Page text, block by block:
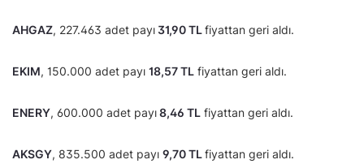
AHGAZ, 227.463 adet payı31,90 TLfiyattan geri aldı.
EKIM, 150.000 adet payı 18,57 TL fiyattan geri aldı.
ENERY, 600.000 adet payı8,46 TL fiyattan geri aldı.
AKSGY, 835.500 adet payı 9,70 TLfiyattan geri aldı.